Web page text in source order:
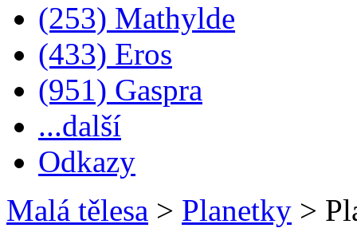
(253) Mathylde
(433) Eros
(951) Gaspra
...další
Odkazy
Malá tělesa > Planetky >